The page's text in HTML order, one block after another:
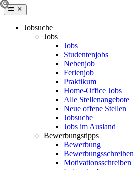
Jobsuche
Jobs
Jobs
Studentenjobs
Nebenjob
Ferienjob
Praktikum
Home-Office Jobs
Alle Stellenangebote
Neue offene Stellen
Jobsuche
Jobs im Ausland
Bewerbungstipps
Bewerbung
Bewerbungsschreiben
Motivationsschreiben